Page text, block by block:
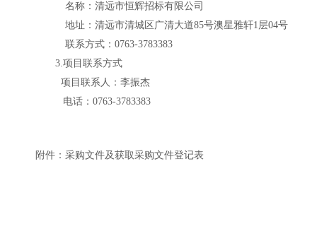
名称： 清远市恒辉招标有限公司
地址：清远市清城区广清大道85号澳星雅轩1层04号
联系方式： 0763-3783383
3.项目联系方式
项目联系人：李振杰
电话： 0763-3783383
附件： 采购文件及获取采购文件登记表